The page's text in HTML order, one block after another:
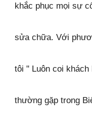
khắc phục mọi sự
sửa chữa. Với
tôi " Luôn coi
thường gặp trong